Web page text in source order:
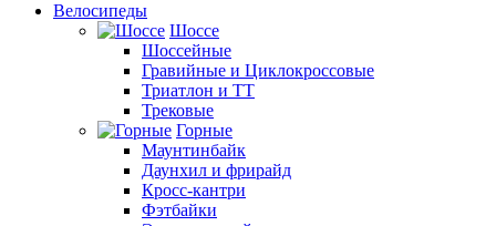
Велосипеды
Шоссе
Шоссейные
Гравийные и Циклокроссовые
Триатлон и ТТ
Трековые
Горные
Маунтинбайк
Даунхил и фрирайд
Кросс-кантри
Фэтбайки